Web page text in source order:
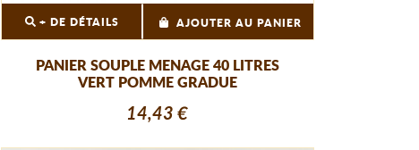
+ DE DÉTAILS AJOUTER AU PANIER
PANIER SOUPLE MENAGE 40 LITRES
VERT POMME GRADUE
14,43 €